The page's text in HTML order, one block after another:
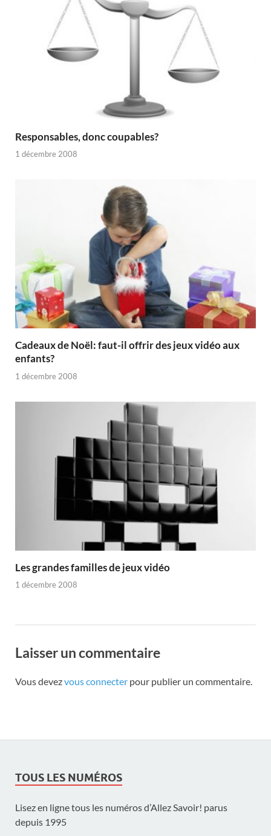
Responsables, donc coupables?
1 décembre 2008
Cadeaux de Noël: faut-il offrir des jeux vidéo aux
enfants?
1 décembre 2008
Les grandes familles de jeux vidéo
1 décembre 2008
Laisser un commentaire
Vous devezvous connecter pour publier un commentaire.
TOUS LES NUMÉROS
Lisez en ligne tous les numéros d’Allez Savoir! parus
depuis 1995